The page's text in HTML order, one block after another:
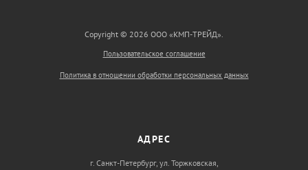
Copyright © 2026 ООО «КМП-ТРЕЙД».
Пользовательское соглашение
Политика в отношении обработки персональных данных
АДРЕС
г. Санкт-Петербург, ул. Торжковская,